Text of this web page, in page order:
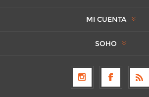
MI CUENTA
SOHO